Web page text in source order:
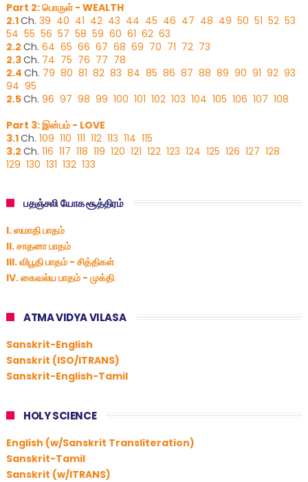
Part 2: பொருள் - WEALTH
2.1Ch. 39 40 41 42 43 44 45 46 47 48 49 50 51 52 53
54 55 56 57 58 59 60 61 62 63
2.2 Ch. 64 65 66 67 68 69 70 71 72 73
2.3Ch. 74 75 76 77 78
2.4 Ch. 79 80 81 82 83 84 85 86 87 88 89 90 91 92 93
94 95
2.5Ch. 96 97 98 99 100 101 102 103 104 105 106 107 108
Part 3: இன்பம் - LOVE
3.1Ch. 109 110 111 112 113 114 115
3.2 Ch. 116 117 118 119 120 121 122 123 124 125 126 127 128
129 130 131 132 133
பதஞ்சலி யோக சூத்திரம்
I. ஸமாதி பாதம்
II. சாதனா பாதம்
III. விபூதி பாதம் - சித்திகள்
IV. கைவல்ய பாதம் - முக்தி
ATMA VIDYA VILASA
Sanskrit-English
Sanskrit (ISO/ITRANS)
Sanskrit-English-Tamil
HOLY SCIENCE
English (w/Sanskrit Transliteration)
Sanskrit-Tamil
Sanskrit (w/ITRANS)